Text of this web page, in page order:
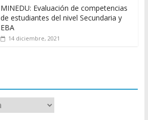
MINEDU: Evaluación de competencias
de estudiantes del nivel Secundaria y
EBA
14 diciembre, 2021